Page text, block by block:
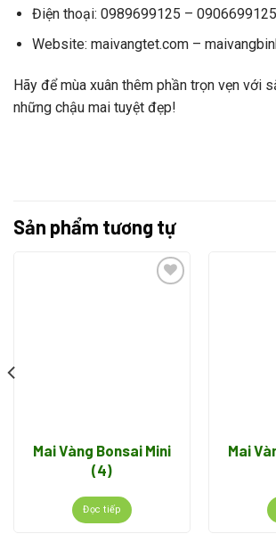
Điện thoại: 0989699125 –
Website: maivangtet.com –
Hãy để mùa xuân thêm phần trọn vẹn với
những chậu mai tuyệt đẹp!
Sản phẩm tương tự
Mai Vàng Bonsai Mini
(4)
Đọc tiếp
Mai